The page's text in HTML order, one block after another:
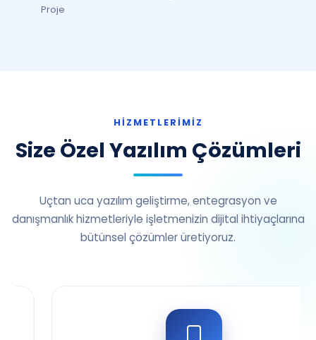
Proje
HIZMETLERIMIZ
Size Özel Yazılım Çözümleri
Uçtan uca yazılım geliştirme, entegrasyon ve
danışmanlık hizmetleriyle işletmenizin dijital ihtiyaçlarına
bütünsel çözümler üretiyoruz.